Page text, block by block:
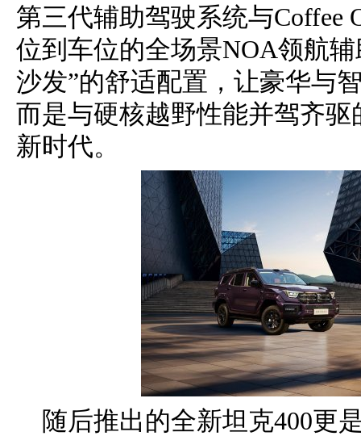
第三代辅助驾驶系统与Coffee
位到车位的全场景NOA领航
沙发”的舒适配置，让豪华与
而是与硬核越野性能并驾齐
新时代。
随后推出的全新坦克400更